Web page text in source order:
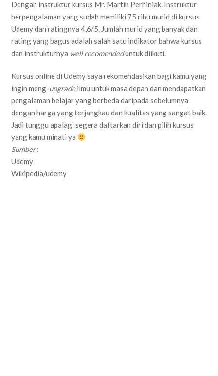
Dengan instruktur kursus Mr. Martin Perhiniak. Instruktur
berpengalaman yang sudah memiliki 75 ribu murid di kursus
Udemy dan ratingnya 4,6/5. Jumlah murid yang banyak dan
rating yang bagus adalah salah satu indikator bahwa kursus
dan instrukturnya well recomendeduntuk diikuti.
Kursus online di Udemy saya rekomendasikan bagi kamu yang
ingin meng-upgradeilmu untuk masa depan dan mendapatkan
pengalaman belajar yang berbeda daripada sebelumnya
dengan harga yang terjangkau dan kualitas yang sangat baik.
Jadi tunggu apalagi segera daftarkan diri dan pilih kursus
yang kamu minati ya
Sumber:
Udemy
Wikipedia/udemy